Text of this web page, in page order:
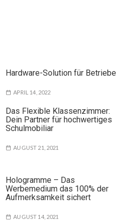
Hardware-Solution für Betriebe
APRIL 14, 2022
Das Flexible Klassenzimmer:
Dein Partner für hochwertiges
Schulmobiliar
AUGUST 21, 2021
Hologramme – Das
Werbemedium das 100% der
Aufmerksamkeit sichert
AUGUST 14, 2021